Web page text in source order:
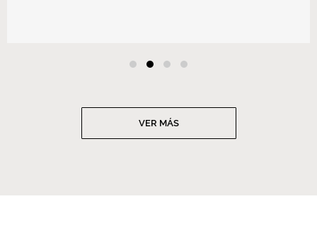
VER MÁS